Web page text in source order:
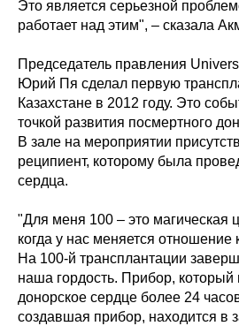
Это является серьезной
работает над этим", – сказала
Председатель правления
Юрий Пя сделал первую
Казахстане в 2012 году. Это
точкой развития посмертного
В зале на мероприятии
реципиент, которому была
сердца.
"Для меня 100 – это магическая
когда у нас меняется отношение
На 100-й трансплантации
наша гордость. Прибор, который
донорское сердце более 24
создавшая прибор, находится в